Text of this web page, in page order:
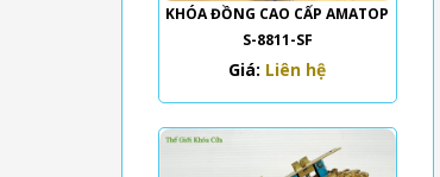
KHÓA ĐỒNG CAO CẤP AMATOP
S-8811-SF
Giá: Liên hệ